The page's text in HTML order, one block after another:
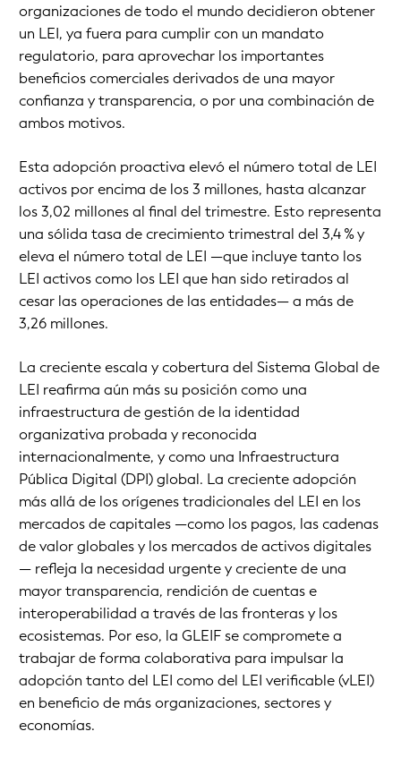
organizaciones de todo el mundo decidieron obtener
un LEI, ya fuera para cumplir con un mandato
regulatorio, para aprovechar los importantes
beneficios comerciales derivados de una mayor
confianza y transparencia, o por una combinación de
ambos motivos.
Esta adopción proactiva elevó el número total de LEI
activos por encima de los 3 millones, hasta alcanzar
los 3,02 millones al final del trimestre. Esto representa
una sólida tasa de crecimiento trimestral del 3,4 % y
eleva el número total de LEI —que incluye tanto los
LEI activos como los LEI que han sido retirados al
cesar las operaciones de las entidades— a más de
3,26 millones.
La creciente escala y cobertura del Sistema Global de
LEI reafirma aún más su posición como una
infraestructura de gestión de la identidad
organizativa probada y reconocida
internacionalmente, y como una Infraestructura
Pública Digital (DPI) global. La creciente adopción
más allá de los orígenes tradicionales del LEI en los
mercados de capitales —como los pagos, las cadenas
de valor globales y los mercados de activos digitales
— refleja la necesidad urgente y creciente de una
mayor transparencia, rendición de cuentas e
interoperabilidad a través de las fronteras y los
ecosistemas. Por eso, la GLEIF se compromete a
trabajar de forma colaborativa para impulsar la
adopción tanto del LEI como del LEI verificable (vLEI)
en beneficio de más organizaciones, sectores y
economías.